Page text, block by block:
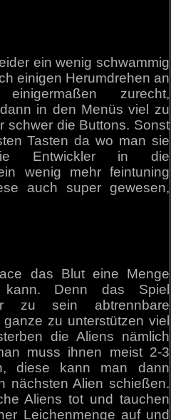
ein wenig schwammig
einigen Herumdrehen an
zurecht,
in den Menüs viel zu
schwer die Buttons. Sonst
Tasten da wo man sie
Entwickler in die
wenig mehr feintuning
auch super gewesen,
das Blut eine Menge
kann. Denn das Spiel
zu sein abtrennbare
zu unterstützen viel
die Aliens nämlich
muss ihnen meist 2-3
diese kann man dann
nächsten Alien schießen.
Aliens tot und tauchen
Leichenmenge auf und